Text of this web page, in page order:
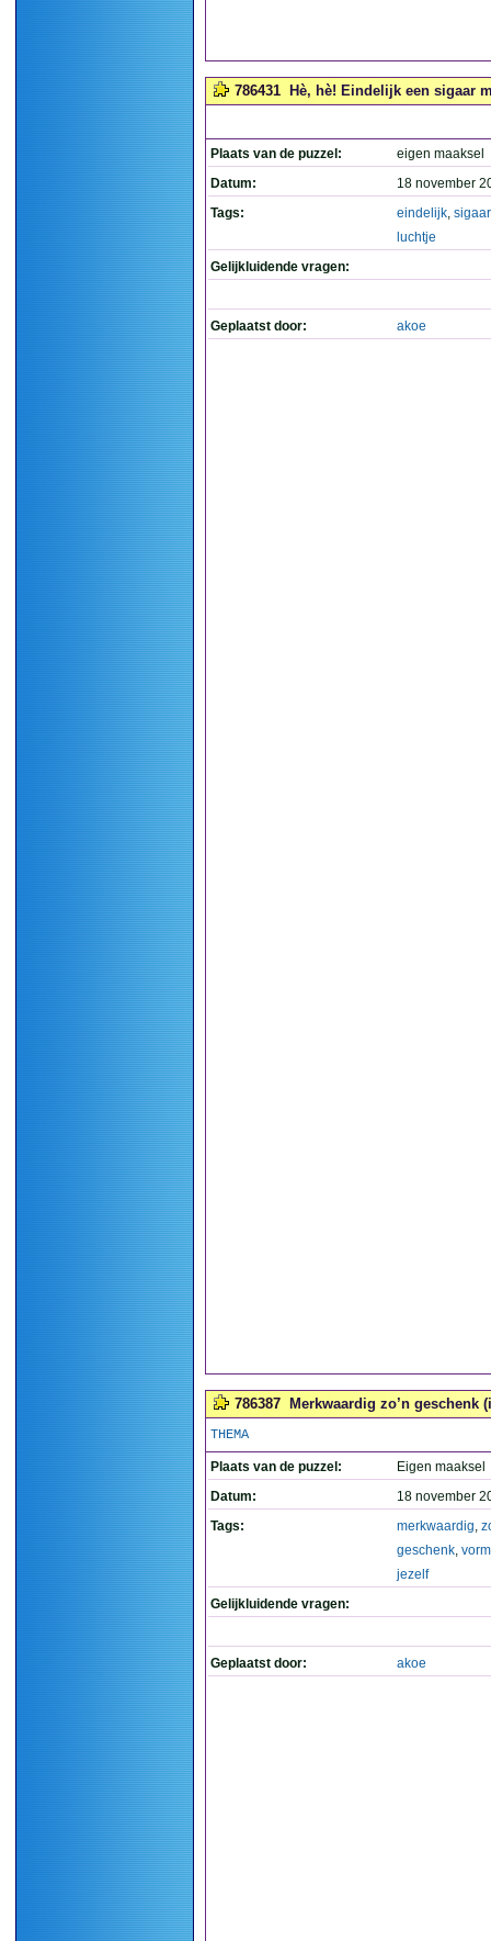
786431 Hè, hè! Eindelijk een sigaar
Plaats van de puzzel:
eigen maaksel
Datum:
18 november
Tags:
eindelijk, sigaar
luchtje
Gelijkluidende vragen:
Geplaatst door: akoe
786387 Merkwaardig zo’n geschenk
THEMA
Plaats van de puzzel:
Eigen maaksel
Datum:
18 november
Tags:
merkwaardig,
geschenk, vorm
jezelf
Gelijkluidende vragen:
Geplaatst door: akoe